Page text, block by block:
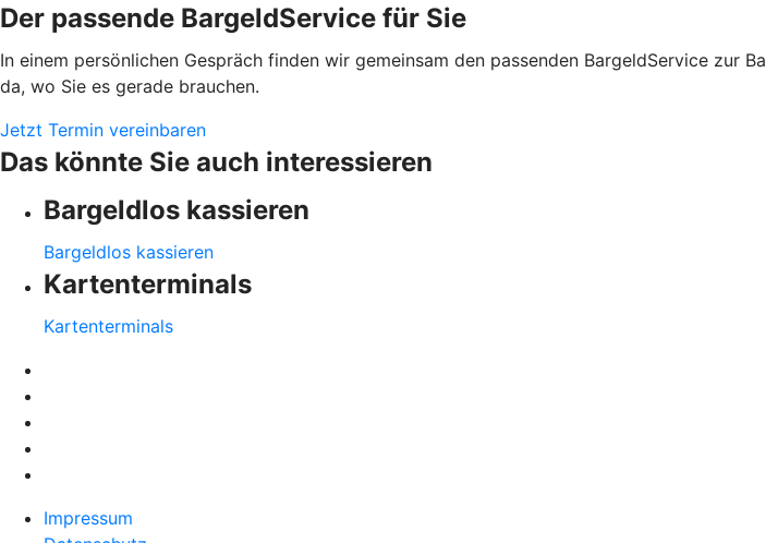
Der passende BargeldService für Sie
In einem persönlichen Gespräch finden wir gemeinsam den passenden BargeldService zur
da, wo Sie es gerade brauchen.
Jetzt Termin vereinbaren
Das könnte Sie auch interessieren
Bargeldlos kassieren
Bargeldlos kassieren
Kartenterminals
Kartenterminals
Impressum